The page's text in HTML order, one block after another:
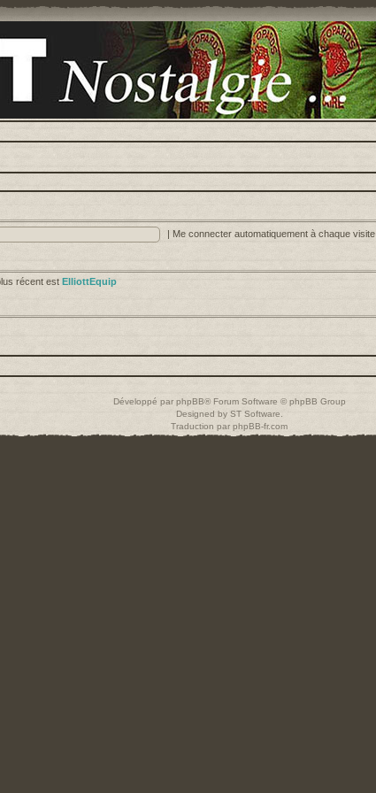
| Me connecter automatiquement à chaque visite
récent est ElliottEquip
Développé par phpBB® Forum Software © phpBB Group
Designed by ST Software
Traduction par phpBB-fr.com